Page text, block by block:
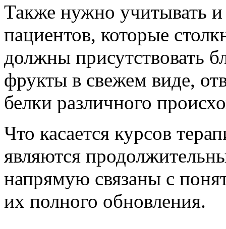
Также нужно учитывать и
пациентов, которые
должны присутствовать
фрукты в свежем виде,
белки различного
Что касается курсов
являются
напрямую связаны с
их полного обновления.